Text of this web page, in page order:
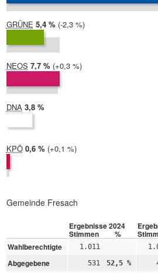
GRÜNE 2024:
5,4 % Differenz:
-2,3 %
NEOS 2024:
7,7 %
2019:
7,4 %
Differenz:
+0,3 %
DNA 2024:
3,8 %
KPÖ 2024:
0,6 % Differenz:
+0,1 %
Gemeinde Fresach
Ergebnisse 2024
Stimmen %
Wahlberechtigte
1.011
Abgegebene 531 52,5 %